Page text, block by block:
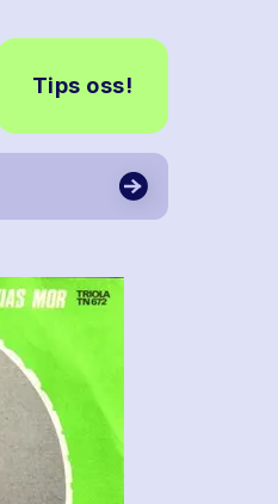
Tips oss!